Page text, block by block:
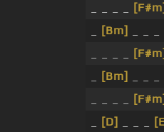
[F#m]
[Bm]
[F#m]
[Bm]
[F#m]
[D]